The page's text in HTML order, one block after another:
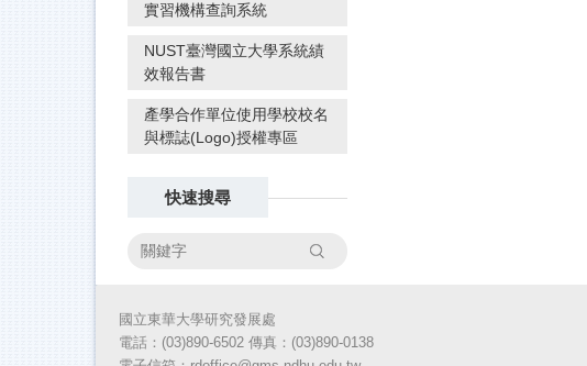
實習機構查詢系統
NUST臺灣國立大學系統績
效報告書
產學合作單位使用學校校名
與標誌(Logo)授權專區
快速搜尋
搜尋
國立東華大學研究發展處
電話：(03)890-6502 傳真：(03)890-0138